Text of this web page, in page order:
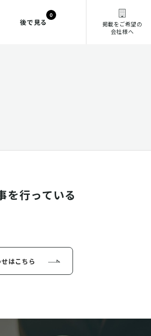
後で見る
0
掲載をご希望の
会社様へ
を行っている
はこちら